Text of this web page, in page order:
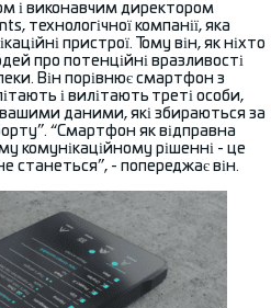
і виконавчим директором
технологічної компанії, яка
пристрої. Тому він, як ніхто
про потенційні вразливості
Він порівнює смартфон з
і вилітають треті особи,
даними, які збираються за
“Смартфон як відправна
комунікаційному рішенні - це
станеться”, - попереджає він.